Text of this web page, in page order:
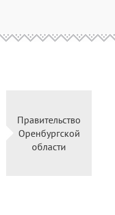
Правительство
Оренбургской
области